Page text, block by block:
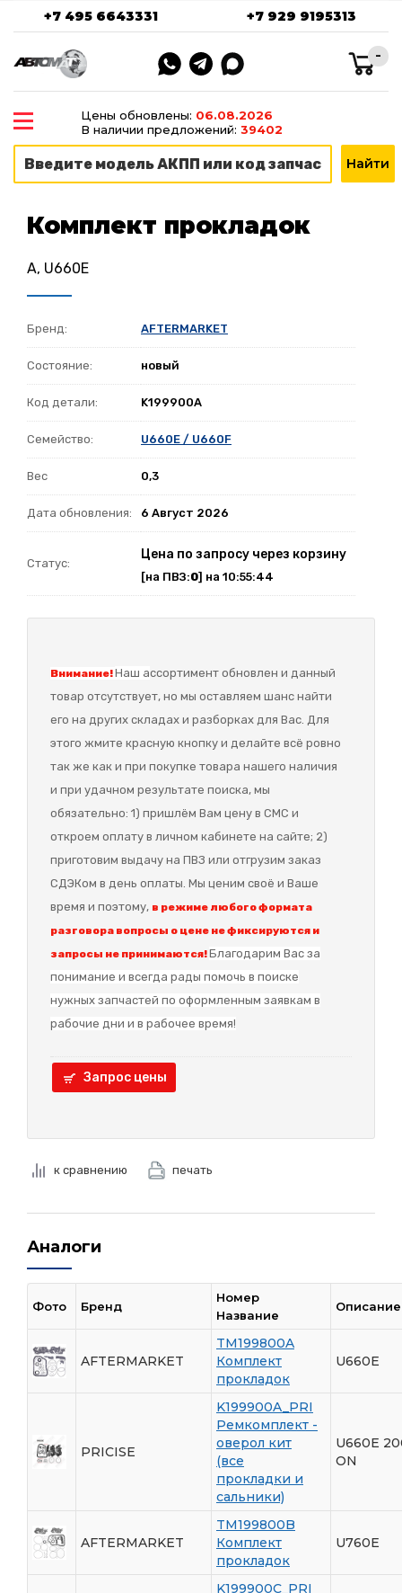
+7 495 6643331 +7 929 9195313
-
Цены обновлены: 06.08.2026
В наличии предложений: 39402
Комплект прокладок
A, U660E
Бренд: AFTERMARKET
Состояние: новый
Код детали: K199900A
Семейство: U660E / U660F
Вес 0,3
Дата обновления: 6 Август 2026
Статус:
Цена по запросу через корзину
[на ПВЗ:0] на 10:55:44
Внимание!Наш ассортимент обновлен и данный
товар отсутствует, но мы оставляем шанс найти
его на других складах и разборках для Вас. Для
этого жмите красную кнопку и делайте всё ровно
так же как и при покупке товара нашего наличия
и при удачном результате поиска, мы
обязательно: 1) пришлём Вам цену в СМС и
откроем оплату в личном кабинете на сайте; 2)
приготовим выдачу на ПВЗ или отгрузим заказ
СДЭКом в день оплаты. Мы ценим своё и Ваше
время и поэтому, в режиме любого формата
разговора вопросы о цене не фиксируются и
запросы не принимаются!Благодарим Вас за
понимание и всегда рады помочь в поиске
нужных запчастей по оформленным заявкам в
рабочие дни и в рабочее время!
Запрос цены
к сравнению печать
Аналоги
Фото Бренд
Номер
Название
Описание
AFTERMARKET
TM199800A
Комплект
прокладок
U660E
PRICISE
K199900A_PRI
Ремкомплект -
оверол кит
(все
прокладки и
сальники)
U660E
ON
AFTERMARKET
TM199800B
Комплект
прокладок
U760E
K199900C_PRI